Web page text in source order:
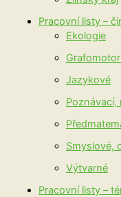
Pracovní listy –
Ekologie
Jazykové
Poznávací,
Smyslové,
Výtvarné
Pracovní listy –